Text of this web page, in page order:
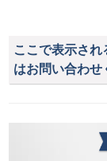
ここで表示さ
はお問い合わせ